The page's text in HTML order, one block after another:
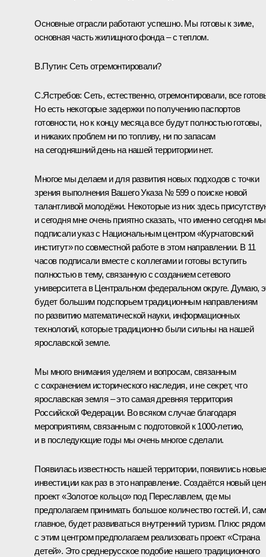
Основные отрасли работают успешно. Мы готовы к зиме,
основная часть жилищного фонда – с теплом.
В.Путин: Сеть отремонтировали?
С.Ястребов: Сеть, естественно, отремонтировали, все
Но есть некоторые задержки по получению паспортов
готовности, но к концу месяца все будут полностью готовы,
и никаких проблем ни по топливу, ни по запасам
на сегодняшний день на нашей территории нет.
Многое мы делаем и для развития новых подходов с точки
зрения выполнения Вашего Указа № 599 о поиске новой
талантливой молодёжи. Некоторые из них здесь
и сегодня мне очень приятно сказать, что именно сегодня мы
подписали указ с Национальным центром «Курчатовский
институт» по совместной работе в этом направлении. В 11
часов подписали вместе с коллегами и готовы вступить
полностью в тему, связанную с созданием сетевого
университета в Центральном федеральном округе. Думаю,
будет большим подспорьем традиционным направлениям
по развитию математической науки, информационных
технологий, которые традиционно были сильны на нашей
ярославской земле.
Мы много внимания уделяем и вопросам, связанным
с сохранением исторического наследия, и не секрет, что
ярославская земля – это самая древняя территория
Российской Федерации. Во всяком случае благодаря
мероприятиям, связанным с подготовкой к 1000-летию,
и в последующие годы мы очень многое сделали.
Появилась известность нашей территории, появились новые
инвестиции как раз в это направление. Создаётся новый
проект «Золотое кольцо» под Переславлем, где мы
предполагаем принимать большое количество гостей. И,
главное, будет развиваться внутренний туризм. Плюс рядом
с этим центром предполагаем реализовать проект «Страна
детей». Это среднерусское подобие нашего традиционного